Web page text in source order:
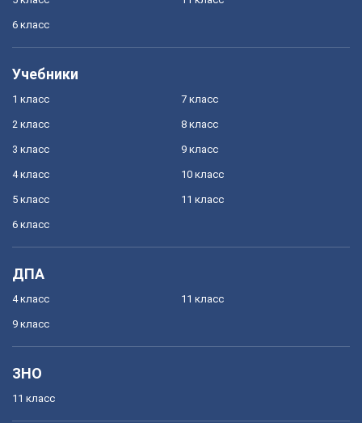
6 класс
Учебники
1 класс
2 класс
3 класс
4 класс
5 класс
6 класс
7 класс
8 класс
9 класс
10 класс
11 класс
ДПА
4 класс
9 класс
11 класс
ЗНО
11 класс